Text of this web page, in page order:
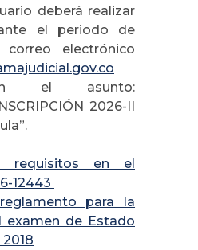
deberá realizar
el periodo de
correo electrónico
el asunto:
2026-II
requisitos en el
12443
para la
examen de Estado